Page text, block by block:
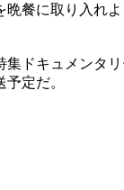
晩餐に取り入れ
集ドキュメンタ
定だ。